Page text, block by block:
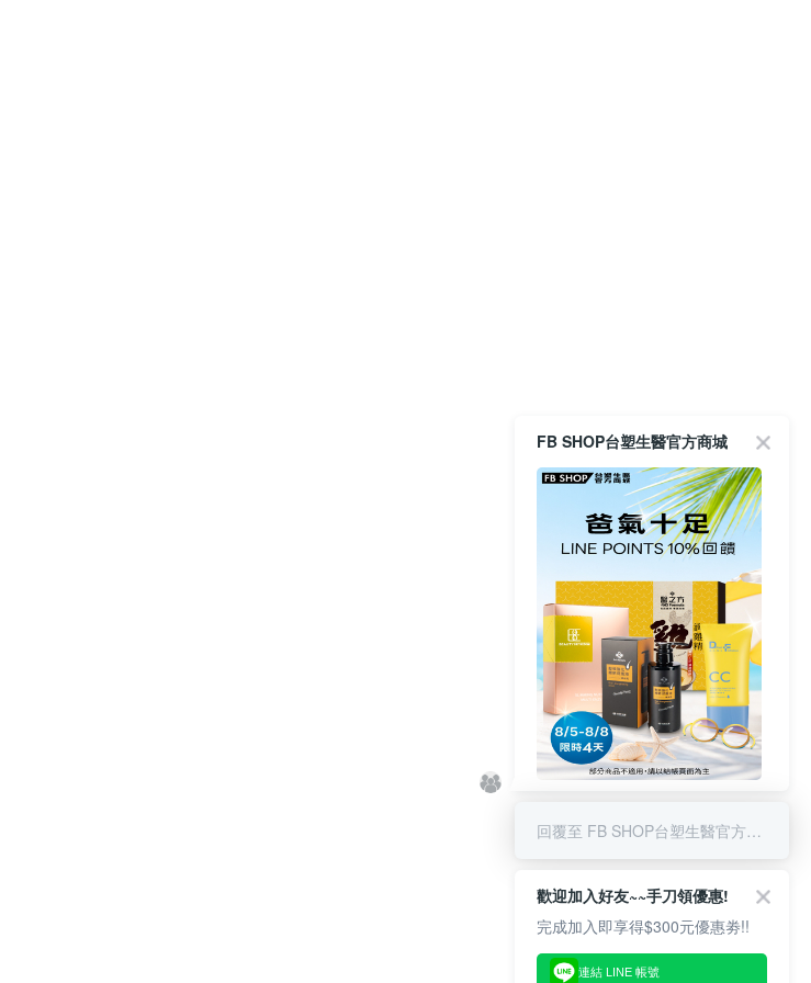
FB SHOP台塑生醫官方商城
回覆至 FB SHOP台塑生醫官方商城
歡迎加入好友~~手刀領優惠!
完成加入即享得$300元優惠劵!!
連結 LINE 帳號